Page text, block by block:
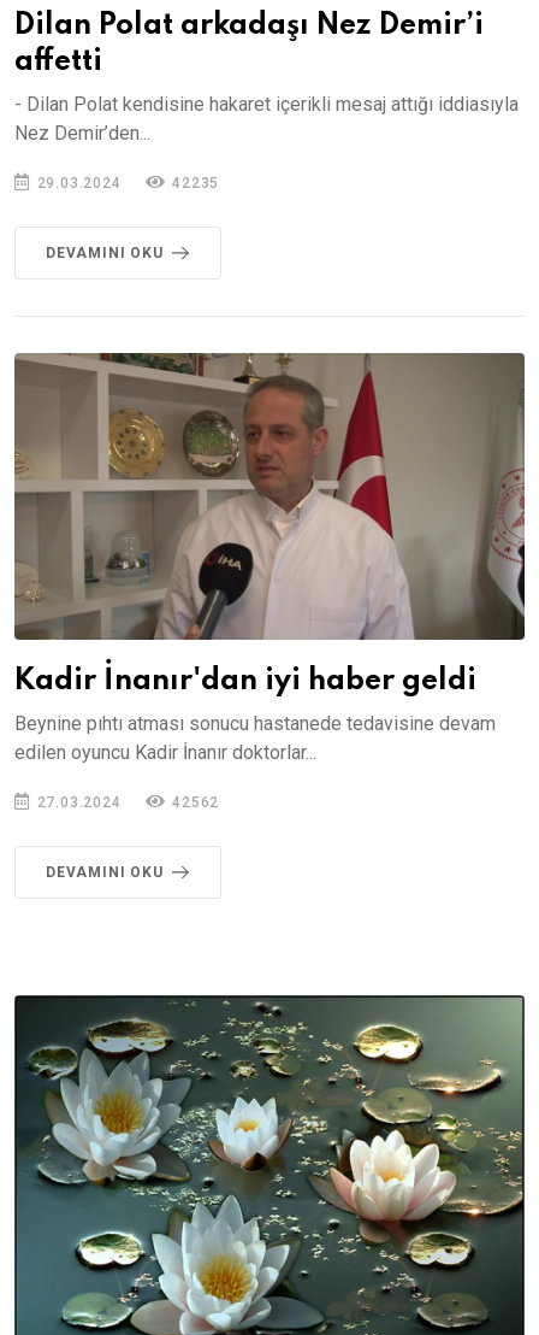
Dilan Polat arkadaşı Nez Demir’i
affetti
- Dilan Polat kendisine hakaret içerikli mesaj attığı iddiasıyla
Nez Demir’den...
29.03.2024 42235
DEVAMINI OKU
Kadir İnanır'dan iyi haber geldi
Beynine pıhtı atması sonucu hastanede tedavisine devam
edilen oyuncu Kadir İnanır doktorlar...
27.03.2024 42562
DEVAMINI OKU